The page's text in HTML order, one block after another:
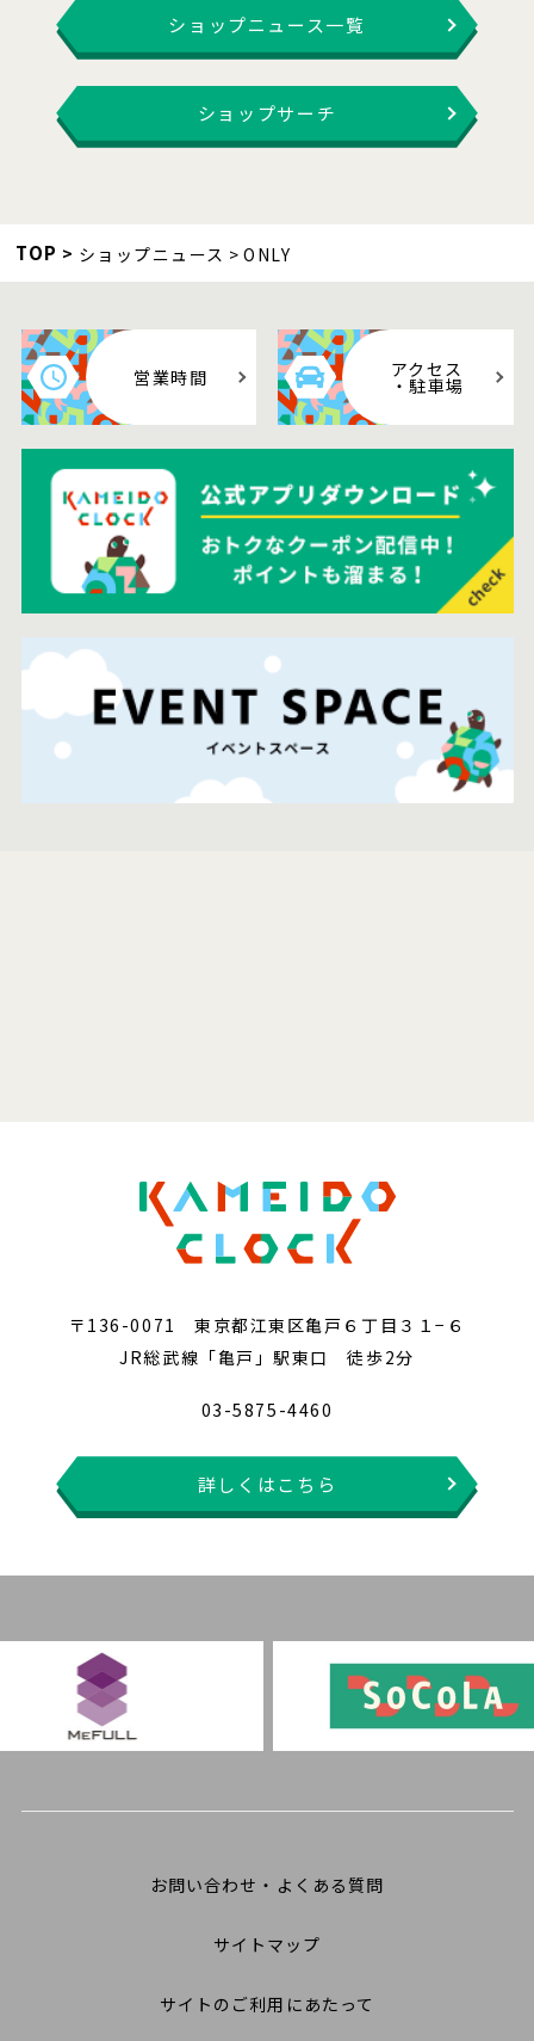
ショップニュース一覧
ショップサーチ
TOP ショップニュース ONLY
営業時間 アクセス
・駐車場
〒136-0071 東京都江東区亀戸６丁目３１−６
JR総武線「亀戸」駅東口 徒歩2分
03-5875-4460
詳しくはこちら
お問い合わせ・よくある質問
サイトマップ
サイトのご利用にあたって